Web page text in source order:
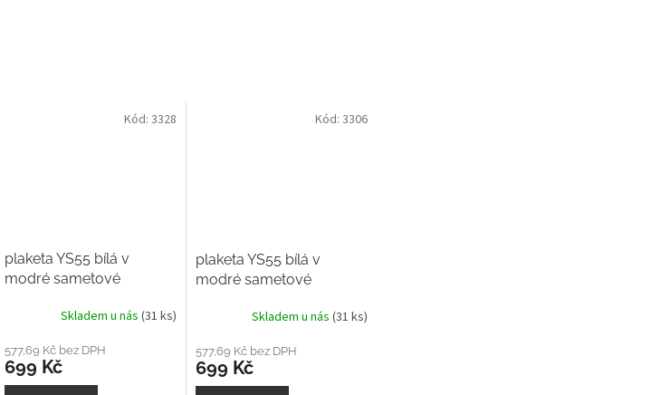
plaketa YS55 bílá v
modré sametové
Skladem u nás (31 ks)
577,69 Kč bez DPH
699 Kč
Kód: 3328
plaketa YS55 bílá v
modré sametové
Skladem u nás(31 ks)
577,69 Kč bez DPH
699 Kč
Kód:3306